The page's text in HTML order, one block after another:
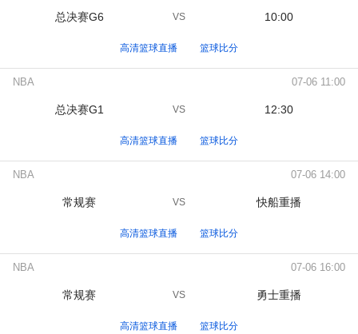
总决赛G6 VS 10:00
高清篮球直播 篮球比分
NBA 07-06 11:00
总决赛G1 VS 12:30
高清篮球直播 篮球比分
NBA 07-06 14:00
常规赛 VS 快船重播
高清篮球直播 篮球比分
NBA 07-06 16:00
常规赛 VS 勇士重播
高清篮球直播 篮球比分